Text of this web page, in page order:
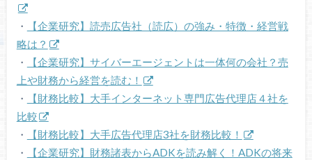
・
【企業研究】読売広告社（読広）の強み・特徴・経営戦
略は？
・
【企業研究】サイバーエージェントは一体何の会社？売
上や財務から経営を読む！
・
【財務比較】大手インターネット専門広告代理店４社を
比較
・
【財務比較】大手広告代理店3社を財務比較！
・
【企業研究】財務諸表からADKを読み解く！ADKの将来